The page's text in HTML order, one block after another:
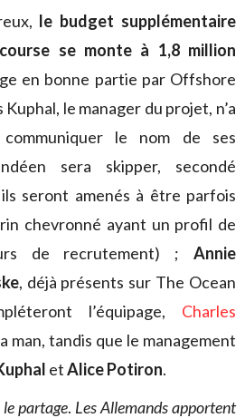
le budget supplémentaire
se monte à 1,8 million
en bonne partie par Offshore
Kuphal, le manager du projet, n’a
le nom de ses
sera skipper, secondé
seront amenés à être parfois
chevronné ayant un profil de
de recrutement) ; Annie
, déjà présents sur The Ocean
l’équipage, Charles
man, tandis que le management
etAlice Potiron.
partage. Les Allemands apportent